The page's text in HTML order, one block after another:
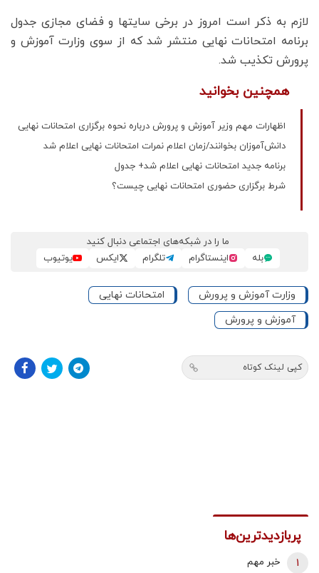
لازم به ذکر است امروز در برخی سایتها و فضای مجازی جدول
برنامه امتحانات نهایی منتشر شد که از سوی وزارت آموزش و
پرورش تکذیب شد.
همچنین بخوانید
اظهارات مهم وزیر آموزش و پرورش درباره نحوه برگزاری امتحانات نهایی
دانش‌آموزان بخوانند/زمان اعلام نمرات امتحانات نهایی اعلام شد
برنامه جدید امتحانات نهایی اعلام شد+ جدول
شرط برگزاری حضوری امتحانات نهایی چیست؟
ما را در شبکه‌های اجتماعی دنبال کنید
بله
اینستاگرام تلگرام ایکس یوتیوب
وزارت آموزش و پرورش
امتحانات نهایی
آموزش و پرورش
کپی لینک کوتاه
پربازدیدترین‌ها
خبر مهم 1